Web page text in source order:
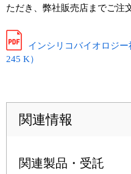
ただき、弊社販売店までご注
インシリコバイオロジ
245 K）
関連情報
関連製品・受託